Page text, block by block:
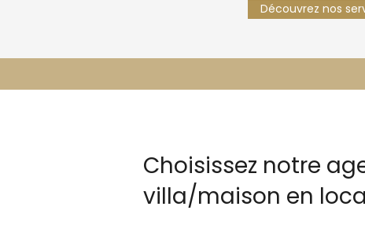
Découvrez nos
Choisissez notre
villa/maison en